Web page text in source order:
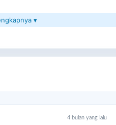
digunakan untuk
dasar lainnya
layak bagi saudara-saudara kita!
▾
4 bulan yang lalu